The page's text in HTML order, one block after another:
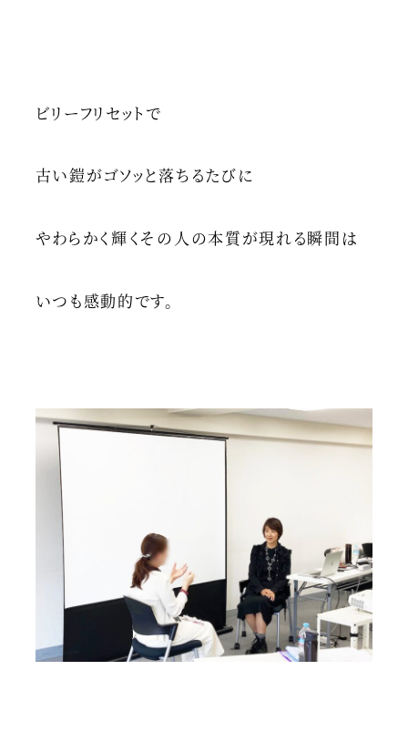
ビリーフリセットで
古い鎧がゴソッと落ちるたびに
やわらかく輝くその人の本質が現れる瞬間は
いつも感動的です。